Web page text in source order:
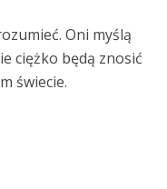
Oni myślą
ciężko będą znosić
świecie.